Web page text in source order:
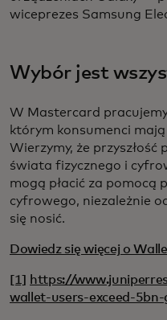
wiceprezes Samsung
Wybór jest
W Mastercard
którym konsumenci
Wierzymy, że przyszłość
świata fizycznego i
mogą płacić za
cyfrowego, niezależnie
się nosić.
Dowiedz się więcej o
[1] https://
wallet-users-exceed-